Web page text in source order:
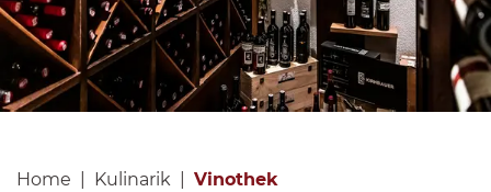
Home Kulinarik Vinothek